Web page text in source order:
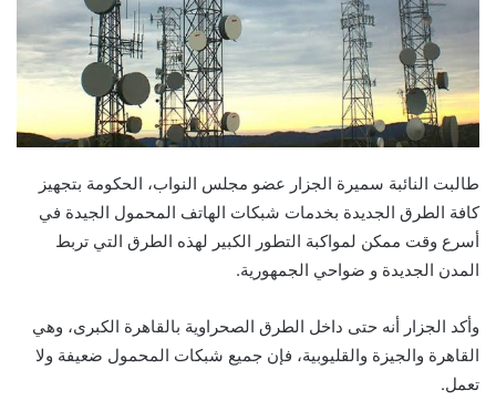
طالبت النائبة سميرة الجزار عضو مجلس النواب، الحكومة بتجهيز
كافة الطرق الجديدة بخدمات شبكات الهاتف المحمول الجيدة في
أسرع وقت ممكن لمواكبة التطور الكبير لهذه الطرق التي تربط
المدن الجديدة و ضواحي الجمهورية.
وأكد الجزار أنه حتى داخل الطرق الصحراوية بالقاهرة الكبرى، وهي
القاهرة والجيزة والقليوبية، فإن جميع شبكات المحمول ضعيفة ولا
تعمل.